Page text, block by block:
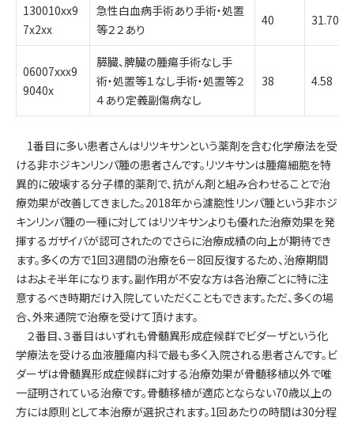
130010xx9
7x2xx
急性白血病手術あり手術・処置
等２２あり
40 31.70
06007xxx9
9040x
膵臓、脾臓の腫瘍手術なし手
術・処置等１なし手術・処置等２
４あり定義副傷病なし
38 4.58
1番目に多い患者さんはリツキサンという薬剤を含む化学療法を受
ける非ホジキンリンパ腫の患者さんです。リツキサンは腫瘍細胞を特
異的に破壊する分子標的薬剤で、抗がん剤と組み合わせることで治
療効果が改善してきました。2018年から濾胞性リンパ腫という非ホジ
キンリンパ腫の一種に対してはリツキサンよりも優れた治療効果を発
揮するガザイバが認可されたのでさらに治療成績の向上が期待でき
ます。多くの方で1回3週間の治療を6－8回反復するため、治療期間
はおよそ半年になります。副作用が不安な方は各治療ごとに特に注
意するべき時期だけ入院していただくこともできます。ただ、多くの場
合、外来通院で治療を受けて頂けます。
２番目、３番目はいずれも骨髄異形成症候群でビダーザという化
学療法を受ける血液腫瘍内科で最も多く入院される患者さんです。ビ
ダーザは骨髄異形成症候群に対する治療効果が骨髄移植以外で唯
一証明されている治療です。骨髄移植が適応とならない70歳以上の
方には原則として本治療が選択されます。1回あたりの時間は30分程